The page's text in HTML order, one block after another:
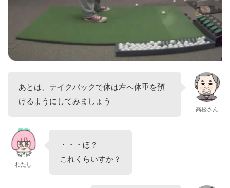
あとは、テイクバックで体は左へ体重を預
けるようにしてみましょう
高松さん
わたし
・・・ほ？
これくらいすか？